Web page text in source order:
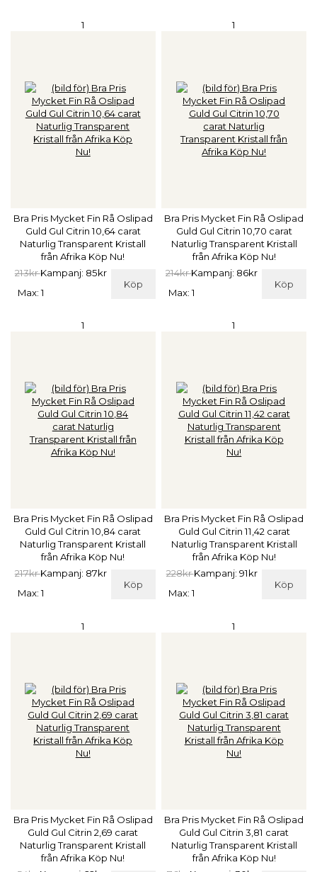
1
Bra Pris Mycket Fin Rå Oslipad
Guld Gul Citrin 10,64 carat
Naturlig Transparent Kristall
från Afrika Köp Nu!
213krKampanj: 85kr
Köp
Max: 1
1
Bra Pris Mycket Fin Rå Oslipad
Guld Gul Citrin 10,70 carat
Naturlig Transparent Kristall
från Afrika Köp Nu!
214krKampanj: 86kr
Köp
Max: 1
1
Bra Pris Mycket Fin Rå Oslipad
Guld Gul Citrin 10,84 carat
Naturlig Transparent Kristall
från Afrika Köp Nu!
217krKampanj: 87kr
Köp
Max: 1
1
Bra Pris Mycket Fin Rå Oslipad
Guld Gul Citrin 11,42 carat
Naturlig Transparent Kristall
från Afrika Köp Nu!
228krKampanj: 91kr
Köp
Max: 1
1
Bra Pris Mycket Fin Rå Oslipad
Guld Gul Citrin 2,69 carat
Naturlig Transparent Kristall
från Afrika Köp Nu!
1
Bra Pris Mycket Fin Rå Oslipad
Guld Gul Citrin 3,81 carat
Naturlig Transparent Kristall
från Afrika Köp Nu!